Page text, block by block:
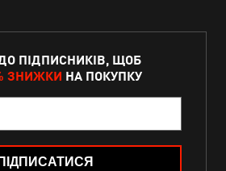
ПІДПИСНИКІВ, ЩОБ
ЗНИЖКИ НА ПОКУПКУ
ПІДПИСАТИСЯ